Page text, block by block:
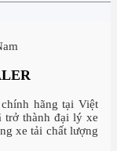
hãng tại Việt
trở thành đại lý xe
xe tải chất lượng